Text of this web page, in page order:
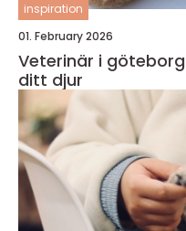
inspiration
01. February 2026
Veterinär i göteborg så väljer du rätt vård för
ditt djur